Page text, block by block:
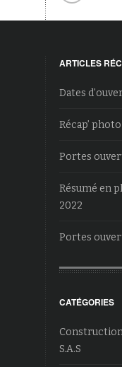
ARTICLES
Dates
Récap’
Portes
Résumé en
2022
Portes
CATÉGORIES
S.A.S